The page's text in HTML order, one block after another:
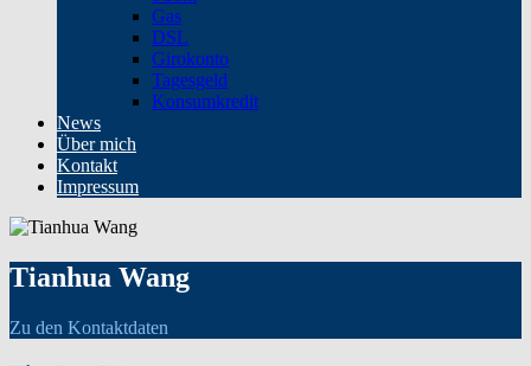
Gas
DSL
Girokonto
Tagesgeld
Konsumkredit
News
Über mich
Kontakt
Impressum
Tianhua Wang
Zu den Kontaktdaten